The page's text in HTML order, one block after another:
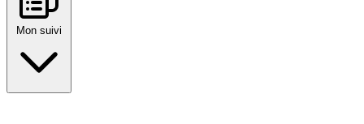
Mon suivi